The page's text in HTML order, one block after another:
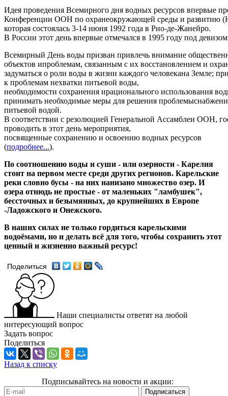
Идея проведения Всемирного дня водных ресурсов впервые
Конференции ООН по охранеокружающей среды и развитию (
которая состоялась 3-14 июня 1992 года в Рио-де-Жанейро.
В России этот день впервые отмечался в 1995 году под девизом
Всемирный День воды призван привлечь внимание
объектов ипроблемам, связанным с их восстановлением и
задуматься о роли воды в жизни каждого человекана Земле;
к проблемам нехватки питьевой воды,
необходимости сохранения ирационального использования
принимать необходимые меры для решения проблемы
питьевой водой.
В соответствии с резолюцией Генеральной Ассамблеи ООН,
проводить в этот день мероприятия,
посвященные сохранению и освоению водных ресурсов
(подробнее...).
По соотношению воды и суши - или озерности - Карелия
стоит на первом месте среди других регионов. Карельские
реки словно бусы - на них нанизано множество озер. И
озера отнюдь не простые - от маленьких "ламбушек",
бессточных и безымянных, до крупнейших в Европе
-Ладожского и Онежского.
В наших силах не только гордиться карельскими
водоёмами, но и делать всё для того, чтобы сохранить этот
ценный и жизненно важный ресурс!
Поделиться
Наши специалисты ответят на любой
интересующий вопрос
Задать вопрос
Поделиться
Назад к списку
Подписывайтесь на новости и акции: